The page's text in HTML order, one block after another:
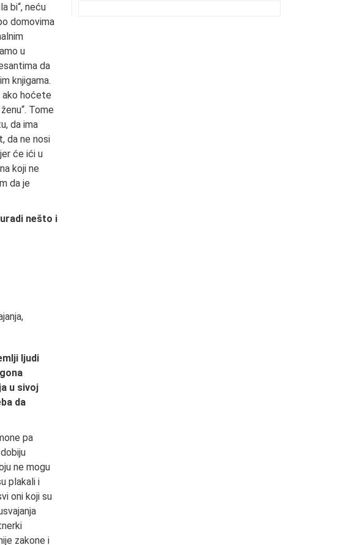
bi“, neću
domovima
u
da
knjigama.
ako hoćete
Tome
da ima
da ne nosi
će ići u
koji ne
da je
nešto i
ljudi
u sivoj
da
pa
ne mogu
plakali i
oni koji su
zakone i